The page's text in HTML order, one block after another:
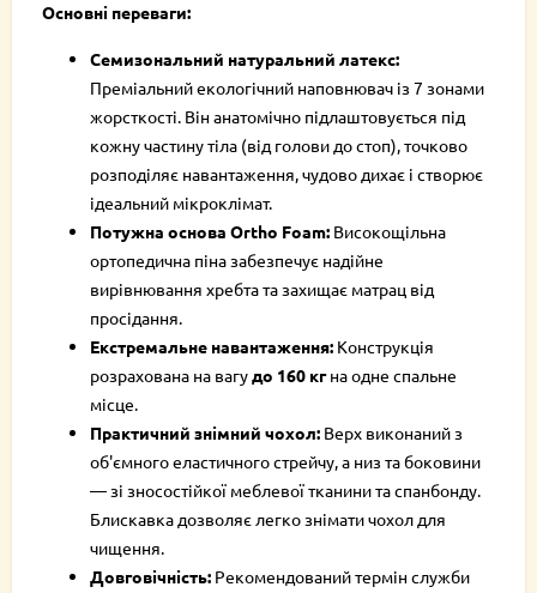
Основні переваги:
Семизональний натуральний латекс:
Преміальний екологічний наповнювач із 7 зонами
жорсткості. Він анатомічно підлаштовується під
кожну частину тіла (від голови до стоп), точково
розподіляє навантаження, чудово дихає і створює
ідеальний мікроклімат.
Потужна основа Ortho Foam: Високощільна
ортопедична піна забезпечує надійне
вирівнювання хребта та захищає матрац від
просідання.
Екстремальне навантаження: Конструкція
розрахована на вагудо 160 кгна одне спальне
місце.
Практичний знімний чохол: Верх виконаний з
об'ємного еластичного стрейчу, а низ та боковини
— зі зносостійкої меблевої тканини та спанбонду.
Блискавка дозволяє легко знімати чохол для
чищення.
Довговічність: Рекомендований термін служби